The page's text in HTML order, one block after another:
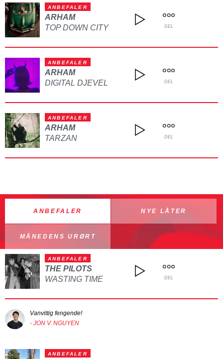
ANBEFALER
ARHAM
TOP DOWN CITY
DEL
ANBEFALER
ARHAM
DIGITAL DJEVEL
DEL
ANBEFALER
ARHAM
TARZAN
DEL
ANBEFALER NYE LÅTER
MÅNEDENS URØRT
ANBEFALER
THE PILOTS
WASTING TIME
DEL
Vanvittig fengende!
- JON V. NGUYEN
ANBEFALER